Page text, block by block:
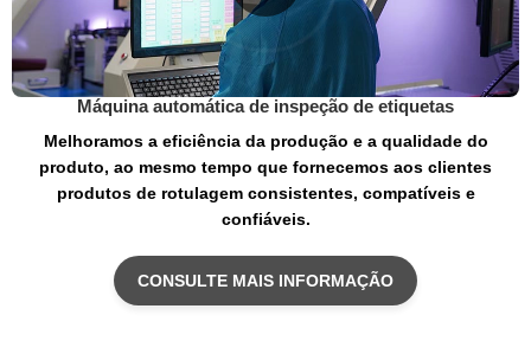
Máquina automática de inspeção de etiquetas
Melhoramos a eficiência da produção e a qualidade do
produto, ao mesmo tempo que fornecemos aos clientes
produtos de rotulagem consistentes, compatíveis e
confiáveis.
CONSULTE MAIS INFORMAÇÃO